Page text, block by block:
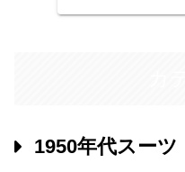
1950年代スーツ